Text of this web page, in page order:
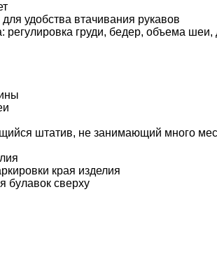
удобства втачивания рукавов
регулировка груди, бедер, объема
штатив, не занимающий много
края изделия
булавок сверху